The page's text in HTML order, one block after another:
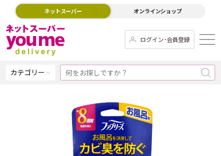
ネットスーパー オンラインショップ
ログイン･会員登録
カテゴリー